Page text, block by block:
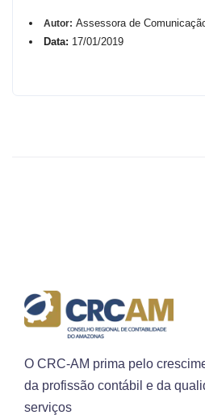
Autor: Assessora de
Data: 17/01/2019
O CRC-AM prima pelo
da profissão contábil e da
serviços